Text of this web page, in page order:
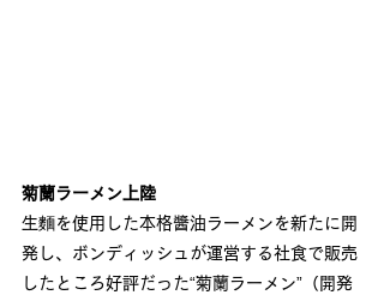
菊蘭ラーメン上陸
生麵を使用した本格醬油ラーメンを新たに開
発し、ボンディッシュが運営する社食で販売
したところ好評だった“菊蘭ラーメン”（開発